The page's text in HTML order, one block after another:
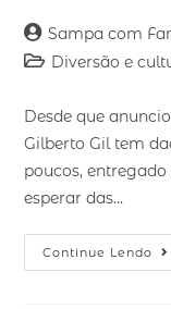
Sampa com
Diversão e
Desde que
Gilberto Gil tem
poucos,
esperar das…
Continue Lendo